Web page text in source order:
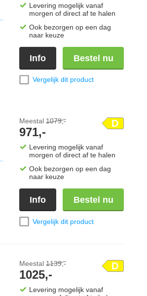
Levering mogelijk vanaf
morgen of direct af te halen
Ook bezorgen op een dag
naar keuze
Info Bestel nu
Vergelijk dit product
D
Meestal 1079,-
971,-
Levering mogelijk vanaf
morgen of direct af te halen
Ook bezorgen op een dag
naar keuze
Info Bestel nu
Vergelijk dit product
D
Meestal 1139,-
1025,-
Levering mogelijk vanaf